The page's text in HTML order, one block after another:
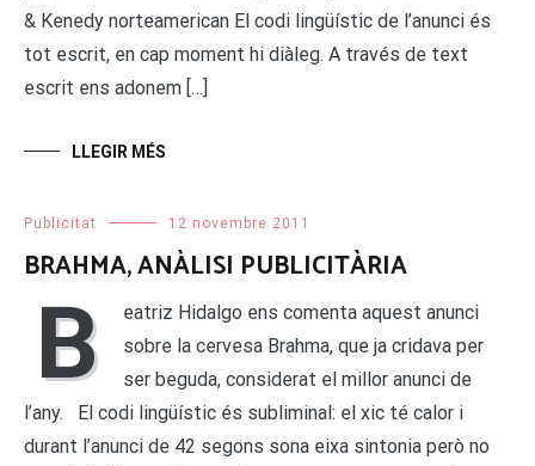
& Kenedy norteamerican El codi lingüístic de l’anunci és
tot escrit, en cap moment hi diàleg. A través de text
escrit ens adonem […]
LLEGIR MÉS
Publicitat 12 novembre 2011
BRAHMA, ANÀLISI PUBLICITÀRIA
B
eatriz Hidalgo ens comenta aquest anunci
sobre la cervesa Brahma, que ja cridava per
ser beguda, considerat el millor anunci de
l’any. El codi lingüístic és subliminal: el xic té calor i
durant l’anunci de 42 segons sona eixa sintonia però no